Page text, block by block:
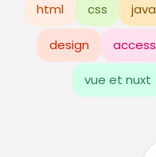
html css
design
vue et nuxt